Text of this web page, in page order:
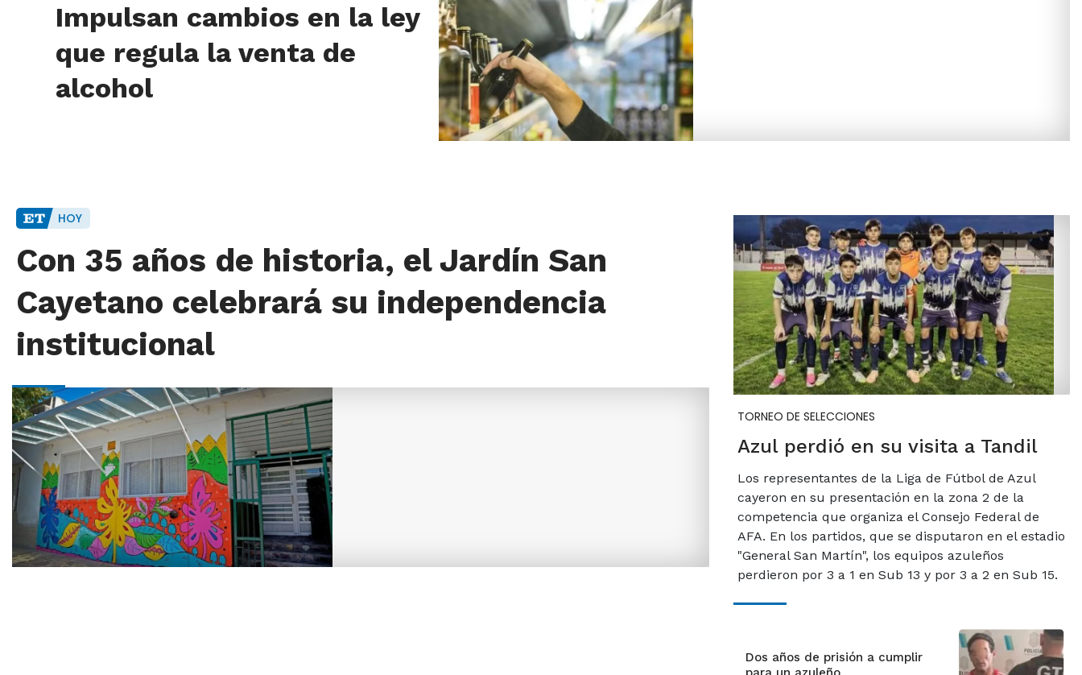
Impulsan cambios en la ley
que regula la venta de
alcohol
HOY
Con 35 años de historia, el Jardín San
Cayetano celebrará su independencia
institucional
TORNEO DE SELECCIONES
Azul perdió en su visita a Tandil
Los representantes de la Liga de Fútbol de Azul
cayeron en su presentación en la zona 2 de la
competencia que organiza el Consejo Federal de
AFA. En los partidos, que se disputaron en el estadio
"General San Martín", los equipos azuleños
perdieron por 3 a 1 en Sub 13 y por 3 a 2 en Sub 15.
Dos años de prisión a cumplir